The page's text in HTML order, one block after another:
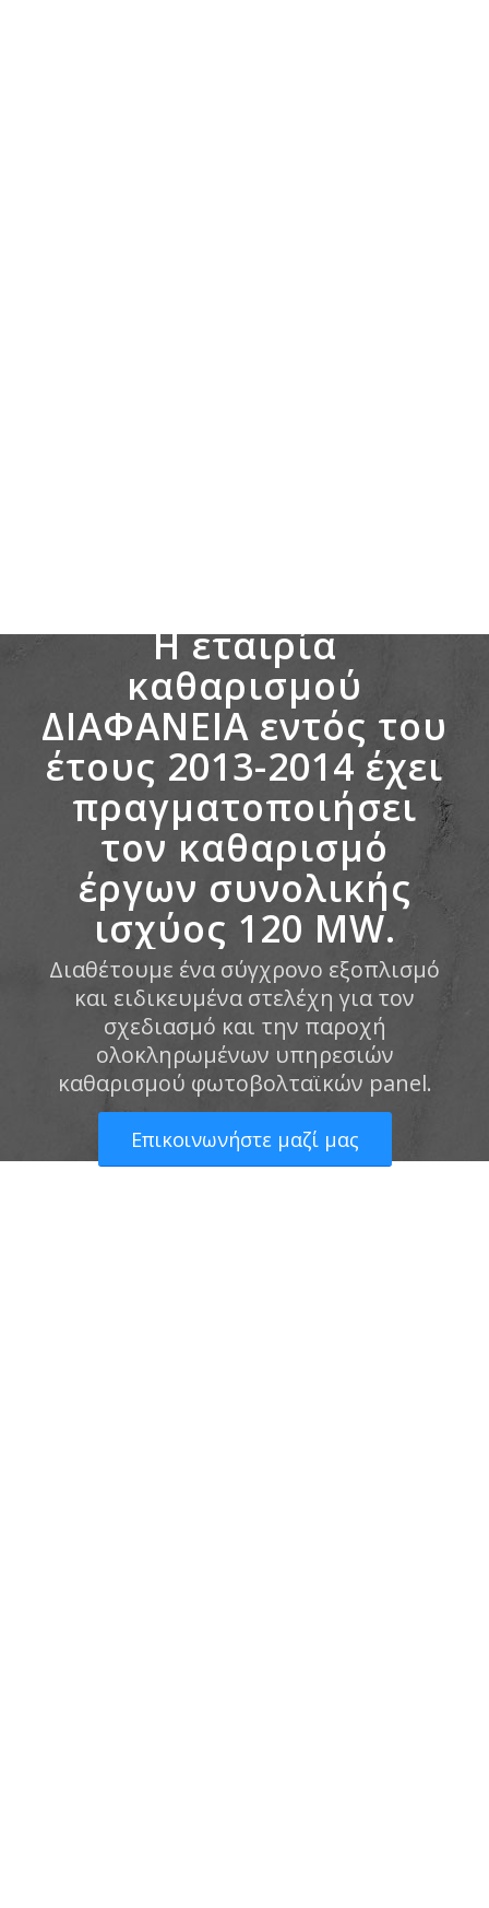
Η εταιρία
καθαρισμού
ΔΙΑΦΑΝΕΙΑ εντός του
έτους 2013-2014 έχει
πραγματοποιήσει
τον καθαρισμό
έργων συνολικής
ισχύος 120 MW.
Διαθέτουμε ένα σύγχρονο εξοπλισμό
και ειδικευμένα στελέχη για τον
σχεδιασμό και την παροχή
ολοκληρωμένων υπηρεσιών
καθαρισμού φωτοβολταϊκών panel.
Επικοινωνήστε μαζί μας